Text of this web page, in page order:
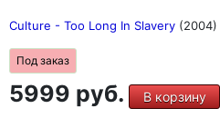
Culture - Too Long In Slavery (2004)
Под заказ
5999 руб. В корзину